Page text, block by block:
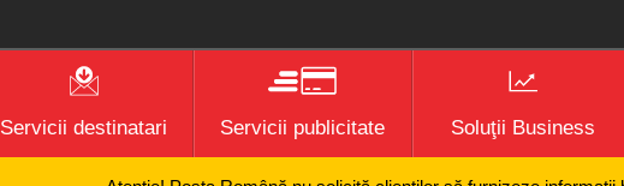
Servicii destinatari Servicii publicitate Soluţii Business